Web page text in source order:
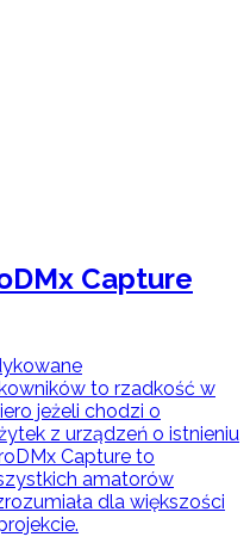
Capture
to rzadkość w
jeżeli chodzi o
z urządzeń o istnieniu
Capture to
amatorów
dla większości